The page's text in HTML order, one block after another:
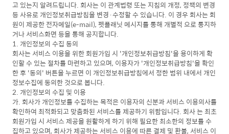
고 있는지 알려드립니다. 회사는 이 관계법령 또는 지침의 개정, 정책의 변경
등 사유로 개인정보취급방침을 변경·수정할 수 있습니다. 이 경우 회사는 회
원이 제공한 전자메일(e-mail), 펫플래닛 메시지를 통해 개별적 으로 통지하
거나 서비스화면 등을 통해 공지합니다.
1. 개인정보의 수집 동의
회사는 서비스 이용을 위한 회원가입 시 '개인정보취급방침'을 용이하게 확
인할 수 있는 절차를 마련하고 있으며, 이용자가 '개인정보취급방침'을 확인
한 후 '동의' 버튼을 누르면 이 개인정보취급방침에서 정한 범위 내에서 개인
정보수집에 동의한 것으로 봅니다.
2. 개인정보의 수집 및 이용
가. 회사가 개인정보를 수집하는 목적은 이용자의 신분과 서비스 이용의사를
확인하여 최적화되고 맞춤화된 서비스를 제공하기 위함입니다. 회사 는 최초
회원가입 시 서비스 제공을 원활하게 하기 위해 필요한 최소한의 정보를 수
집하고 있으며, 회사가 제공하는 서비스 이용에 따른 결제 및 환불, 서비스 이